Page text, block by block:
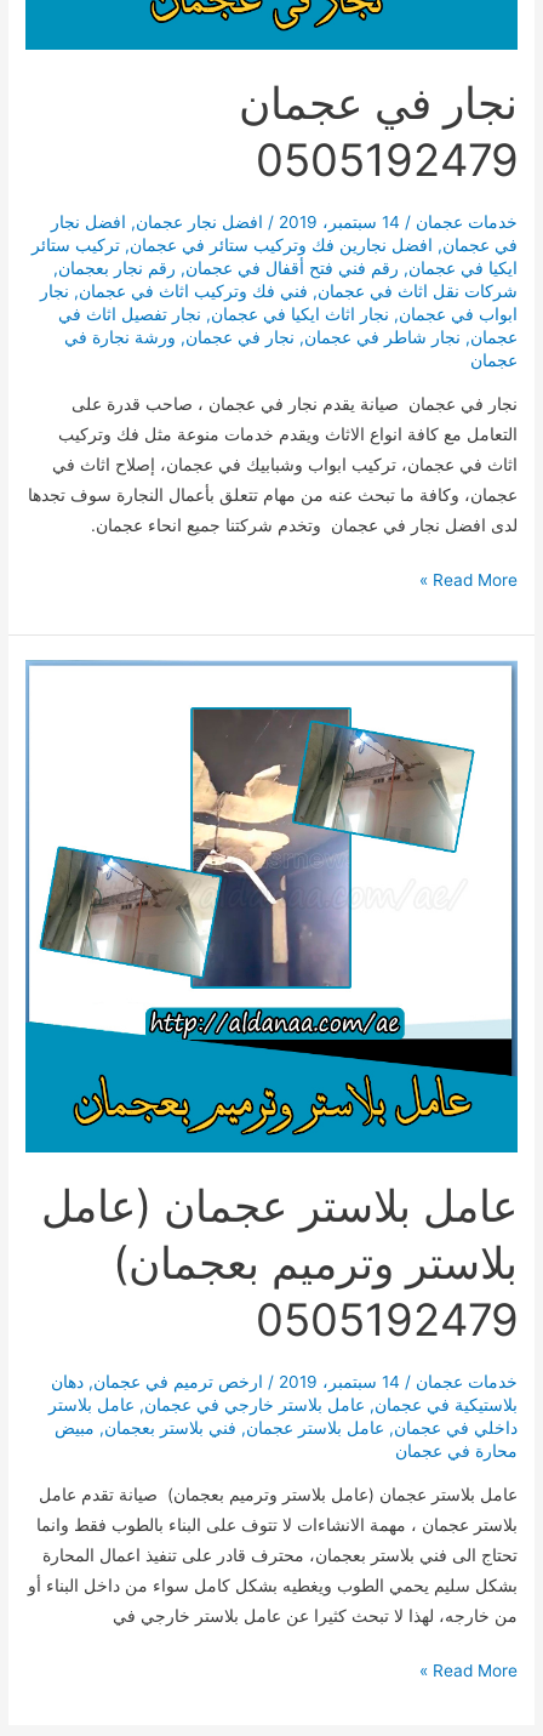
نجار في عجمان
0505192479
خدمات عجمان / 14 سبتمبر، 2019 / افضل نجار عجمان, افضل نجار
في عجمان, افضل نجارين فك وتركيب ستائر في عجمان,تركيب ستائر
ايكيا في عجمان, رقم فني فتح أقفال في عجمان, رقم نجار بعجمان,
شركات نقل اثاث في عجمان, فني فك وتركيب اثاث في عجمان, نجار
ابواب في عجمان, نجار اثاث ايكيا في عجمان, نجار تفصيل اثاث في
عجمان, نجار شاطر في عجمان, نجار في عجمان, ورشة نجارة في
عجمان
نجار في عجمان صيانة يقدم نجار في عجمان ، صاحب قدرة على
التعامل مع كافة انواع الاثاث ويقدم خدمات منوعة مثل فك وتركيب
اثاث في عجمان، تركيب ابواب وشبابيك في عجمان، إصلاح اثاث في
عجمان، وكافة ما تبحث عنه من مهام تتعلق بأعمال النجارة سوف تجدها
لدى افضل نجار في عجمان وتخدم شركتنا جميع انحاء عجمان.
نجار
عجمان
0505192479
Read More »
عامل بلاستر عجمان (عامل
بلاستر وترميم بعجمان)
0505192479
خدمات عجمان / 14 سبتمبر، 2019 / ارخص ترميم في عجمان,دهان
بلاستيكية في عجمان, عامل بلاستر خارجي في عجمان, عامل بلاستر
داخلي في عجمان, عامل بلاستر عجمان, فني بلاستر بعجمان, مبيض
محارة في عجمان
عامل بلاستر عجمان (عامل بلاستر وترميم بعجمان) صيانة تقدم عامل
بلاستر عجمان ، مهمة الانشاءات لا تتوف على البناء بالطوب فقط وانما
تحتاج الى فني بلاستر بعجمان، محترف قادر على تنفيذ اعمال المحارة
بشكل سليم يحمي الطوب ويغطيه بشكل كامل سواء من داخل البناء أو
من خارجه، لهذا لا تبحث كثيرا عن عامل بلاستر خارجي في
عامل
Read More »